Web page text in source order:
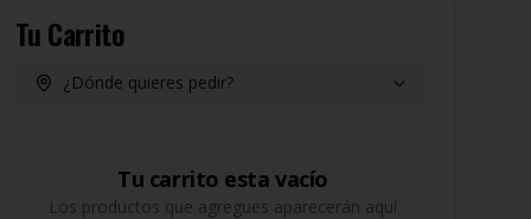
Tu Carrito
¿Dónde quieres pedir?
Tu carrito esta vacío
Los productos que agregues aparecerán aquí